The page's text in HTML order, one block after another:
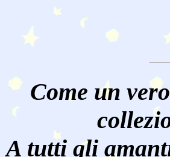
Come un
A tutti gli